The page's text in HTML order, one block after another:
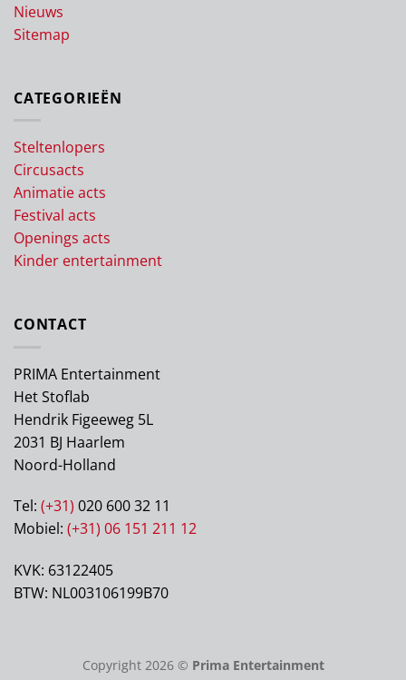
Nieuws
Sitemap
CATEGORIEËN
Steltenlopers
Circusacts
Animatie acts
Festival acts
Openings acts
Kinder entertainment
CONTACT
PRIMA Entertainment
Het Stoflab
Hendrik Figeeweg 5L
2031 BJ Haarlem
Noord-Holland
Tel: (+31) 020 600 32 11
Mobiel: (+31) 06 151 211 12
KVK: 63122405
BTW: NL003106199B70
Copyright 2026 © Prima Entertainment